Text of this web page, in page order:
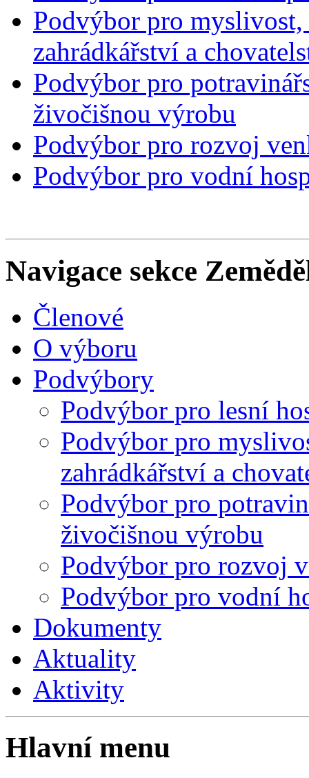
Podvýbor pro
zahrádkářství a
Podvýbor pro
živočišnou výrobu
Podvýbor pro rozvoj
Podvýbor pro vodní
Navigace sekce
Členové
O výboru
Podvýbory
Podvýbor pro lesní
Podvýbor pro
zahrádkářství a
Podvýbor pro
živočišnou výrobu
Podvýbor pro rozvoj
Podvýbor pro vodní
Dokumenty
Aktuality
Aktivity
Hlavní menu